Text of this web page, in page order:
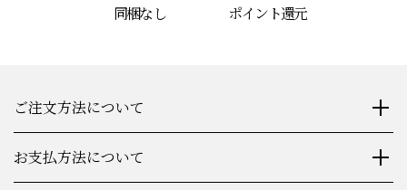
同梱なし
ポイント還元
ご注文方法について
お支払方法について